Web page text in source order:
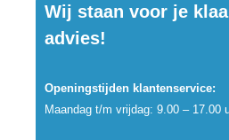
Wij staan voor je
advies!
Openingstijden klantenservice:
Maandag t/m vrijdag: 9.00 – 17.00